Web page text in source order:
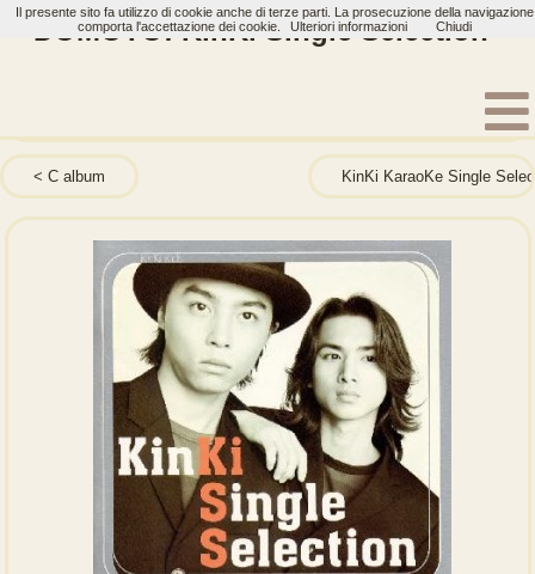
DOMOTO: KinKi Single Selection
C album KinKi KaraoKe Single
Il presente sito fa utilizzo di cookie anche di terze parti. La prosecuzione della navigazione
comporta l'accettazione dei cookie.
Ulteriori informazioni Chiudi